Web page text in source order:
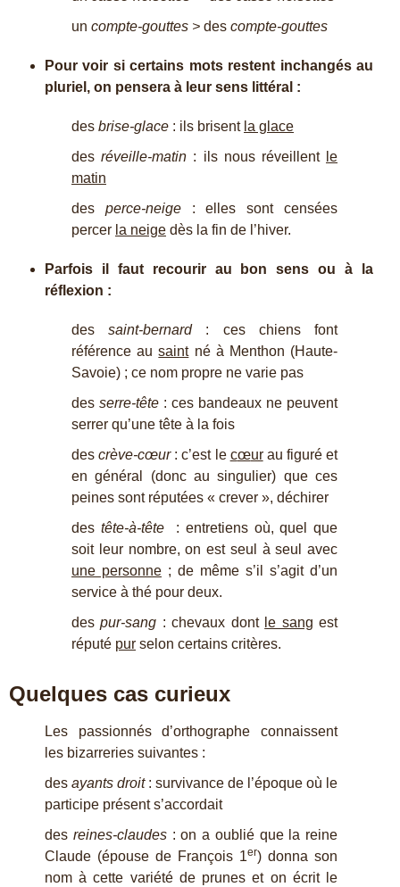
un compte-gouttes > des compte-gouttes
Pour voir si certains mots restent inchangés au
pluriel, on pensera à leur sens littéral :
des brise-glace : ils brisent la glace
desréveille-matin : ils nous réveillent le
matin
des perce-neige : elles sont censées
percer la neige dès la fin de l’hiver.
Parfois il faut recourir au bon sens ou à la
réflexion :
des saint-bernard : ces chiens font
référence ausaintné à Menthon (Haute-
Savoie) ; ce nom propre ne varie pas
des serre-tête : ces bandeaux ne peuvent
serrer qu’une tête à la fois
des crève-cœur : c’est le cœurau figuré et
en général (donc au singulier) que ces
peines sont réputées « crever », déchirer
des tête-à-tête : entretiens où, quel que
soit leur nombre, on est seul à seul avec
une personne ; de même s’il s’agit d’un
service à thé pour deux.
des pur-sang : chevaux dont le sang est
réputé pur selon certains critères.
Quelques cas curieux
Les passionnés d’orthographe connaissent
les bizarreries suivantes :
des ayants droit: survivance de l’époque où le
participe présent s’accordait
des reines-claudes : on a oublié que la reine
Claude (épouse de François 1er) donna son
nom à cette variété de prunes et on écrit le